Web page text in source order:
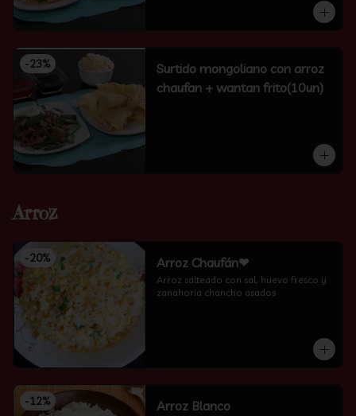
-23%
Surtido mongoliano con arroz
chaufan + wantan frito(10un)
Arroz
-20% Arroz Chaufán❤
Arroz salteado con sal, huevo fresco y
zanahoria chancho asados
-12% Arroz Blanco